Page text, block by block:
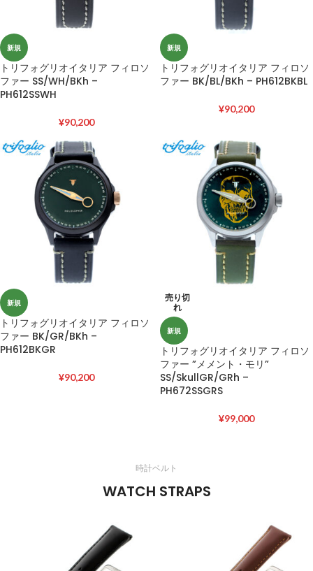
新規
トリフォグリオイタリア フィロソ
ファー SS/WH/BKh –
PH612SSWH
¥90,200
新規
トリフォグリオイタリア フィロソ
ファー BK/BL/BKh – PH612BKBL
¥90,200
新規
トリフォグリオイタリア フィロソ
ファー BK/GR/BKh –
PH612BKGR
¥90,200
売り切
れ
新規
トリフォグリオイタリア フィロソ
ファー ”メメント・モリ”
SS/SkullGR/GRh –
PH672SSGRS
¥99,000
時計ベルト
WATCH STRAPS